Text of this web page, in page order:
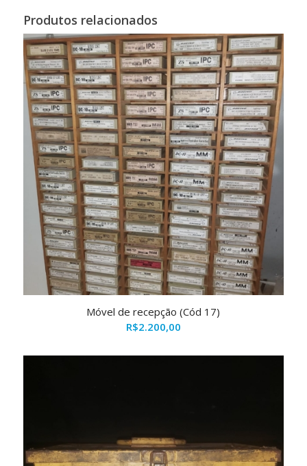
Produtos relacionados
Móvel de recepção (Cód 17)
R$2.200,00